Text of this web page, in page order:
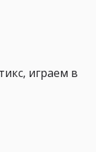
играем в